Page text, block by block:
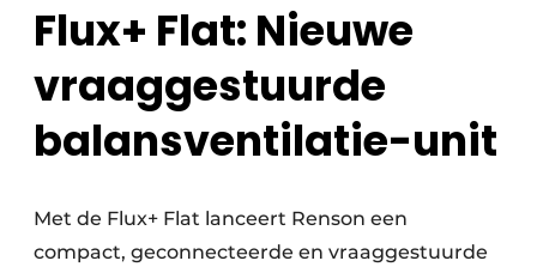
Flux+ Flat: Nieuwe
vraaggestuurde
balansventilatie-unit
Met de Flux+ Flat lanceert Renson een
compact, geconnecteerde en vraaggestuurde